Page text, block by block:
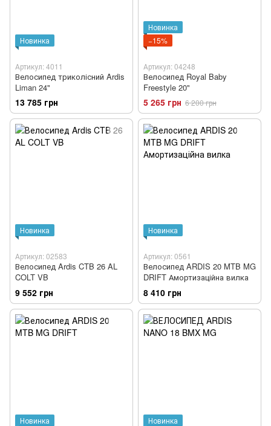
Новинка
Артикул: 4011
Велосипед триколісний Ardis
Liman 24"
13 785 грн
Новинка
−15%
Артикул: 04248
Велосипед Royal Baby
Freestyle 20"
5 265 грн 6 200 грн
Новинка
Артикул: 02583
Велосипед Ardis CTB 26 AL
COLT VB
9 552 грн
Новинка
Артикул: 0561
Велосипед ARDIS 20 MTB MG
DRIFT Амортизаційна вилка
8 410 грн
Новинка Новинка